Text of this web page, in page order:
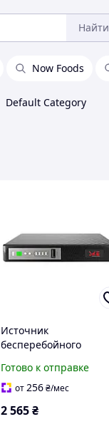
Найти
Now Foods
Default Category
Источник
бесперебойного
432N 8800mAh
5V/9V/12V/15V/24V/PoE,
роутера
Готово к отправке
от256₴/мес
2 565₴